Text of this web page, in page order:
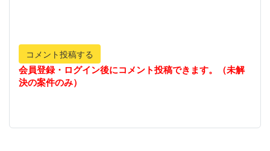
コメント投稿する
会員登録・ログイン後にコメント投稿できます。（未解
決の案件のみ）